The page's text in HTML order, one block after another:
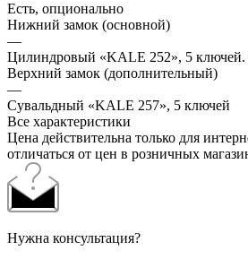
Есть, опционально
Нижний замок (основной)
—
Цилиндровый «KALE 252», 5 ключей.
Верхний замок (дополнительный)
—
Сувальдный «KALE 257», 5 ключей
Все характеристики
Цена действительна только для
отличаться от цен в розничных
Нужна консультация?